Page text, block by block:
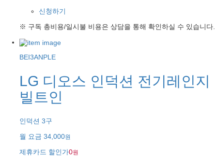
신청하기
※ 구독 총비용/일시불 비용은 상담을 통해 확인하실 수 있습니다.
BEI3ANPLE
LG 디오스 인덕션 전기레인지
빌트인
인덕션 3구
월 요금 34,000원
제휴카드 할인가0원